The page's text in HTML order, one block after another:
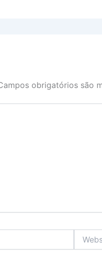
obrigatórios são